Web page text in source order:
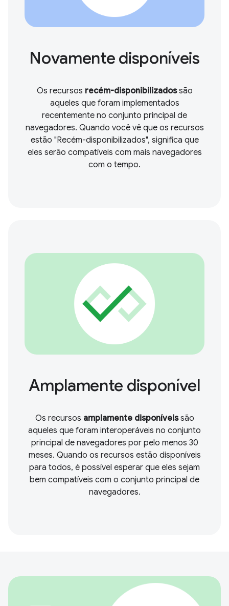
Novamente disponíveis
Os recursos recém-disponibilizadossão
aqueles que foram implementados
recentemente no conjunto principal de
navegadores. Quando você vê que os recursos
estão "Recém-disponibilizados", significa que
eles serão compatíveis com mais navegadores
com o tempo.
Amplamente disponível
Os recursos amplamente disponíveissão
aqueles que foram interoperáveis no conjunto
principal de navegadores por pelo menos 30
meses. Quando os recursos estão disponíveis
para todos, é possível esperar que eles sejam
bem compatíveis com o conjunto principal de
navegadores.